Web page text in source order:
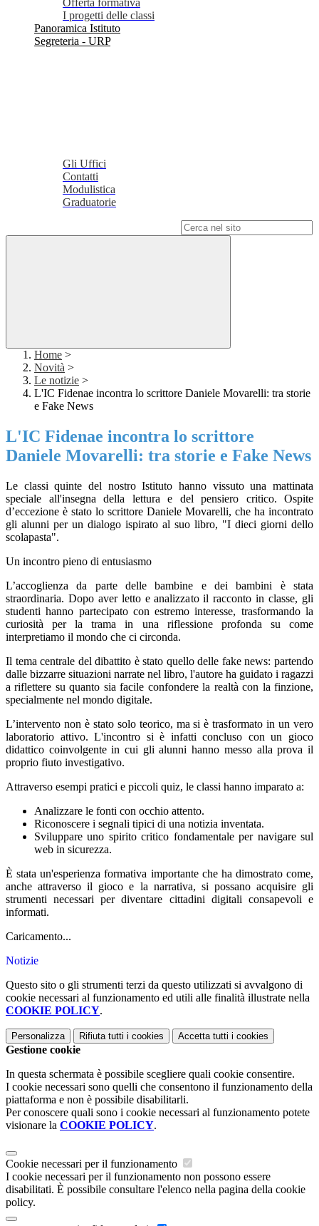
Offerta formativa
I progetti delle classi
Panoramica Istituto
Segreteria - URP
Gli Uffici
Contatti
Modulistica
Graduatorie
Home >
Novità >
Le notizie >
L'IC Fidenae incontra lo scrittore Daniele Movarelli: tra storie
e Fake News
L'IC Fidenae incontra lo scrittore
Daniele Movarelli: tra storie e Fake News
Le classi quinte del nostro Istituto hanno vissuto una mattinata
speciale all'insegna della lettura e del pensiero critico. Ospite
d’eccezione è stato lo scrittore Daniele Movarelli, che ha incontrato
gli alunni per un dialogo ispirato al suo libro, "I dieci giorni dello
scolapasta".
Un incontro pieno di entusiasmo
L’accoglienza da parte delle bambine e dei bambini è stata
straordinaria. Dopo aver letto e analizzato il racconto in classe, gli
studenti hanno partecipato con estremo interesse, trasformando la
curiosità per la trama in una riflessione profonda su come
interpretiamo il mondo che ci circonda.
Il tema centrale del dibattito è stato quello delle fake news: partendo
dalle bizzarre situazioni narrate nel libro, l'autore ha guidato i ragazzi
a riflettere su quanto sia facile confondere la realtà con la finzione,
specialmente nel mondo digitale.
L’intervento non è stato solo teorico, ma si è trasformato in un vero
laboratorio attivo. L'incontro si è infatti concluso con un gioco
didattico coinvolgente in cui gli alunni hanno messo alla prova il
proprio fiuto investigativo.
Attraverso esempi pratici e piccoli quiz, le classi hanno imparato a:
Analizzare le fonti con occhio attento.
Riconoscere i segnali tipici di una notizia inventata.
Sviluppare uno spirito critico fondamentale per navigare sul
web in sicurezza.
È stata un'esperienza formativa importante che ha dimostrato come,
anche attraverso il gioco e la narrativa, si possano acquisire gli
strumenti necessari per diventare cittadini digitali consapevoli e
informati.
Caricamento...
Notizie
Questo sito o gli strumenti terzi da questo utilizzati si avvalgono di
cookie necessari al funzionamento ed utili alle finalità illustrate nella
COOKIE POLICY.
Personalizza Rifiuta tutti i cookies Accetta tutti i cookies
Gestione cookie
In questa schermata è possibile scegliere quali cookie consentire.
I cookie necessari sono quelli che consentono il funzionamento della
piattaforma e non è possibile disabilitarli.
Per conoscere quali sono i cookie necessari al funzionamento potete
visionare la COOKIE POLICY.
Cookie necessari per il funzionamento
I cookie necessari per il funzionamento non possono essere
disabilitati. È possibile consultare l'elenco nella pagina della cookie
policy.